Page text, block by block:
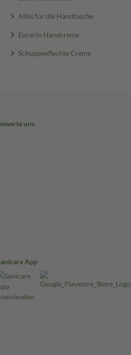
Alles für die Handtasche
Eucerin Handcreme
Schuppenflechte Creme
uns
App